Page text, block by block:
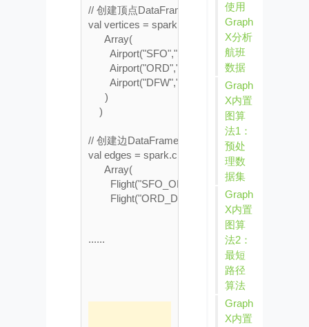
// 创建顶点DataFrame
val vertices = spark.createDataFrame(
      Array(
        Airport("SFO","San Francisco"),
        Airport("ORD","Chicago"),
        Airport("DFW","Dallas Fort Worth")
      )
    )
// 创建边DataFrame
val edges = spark.createDataFrame(
      Array(
Flight("SFO_ORD_2017-01-
Flight("ORD_DFW_2017-01-
......
使用
Graph
X分析
航班
数据
Graph
X内置
图算
法1：
预处
理数
据集
Graph
X内置
图算
法2：
最短
路径
算法
Graph
X内置